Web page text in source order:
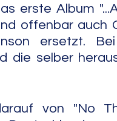
erste Album
offenbar auch
ersetzt.
die selber
von "No